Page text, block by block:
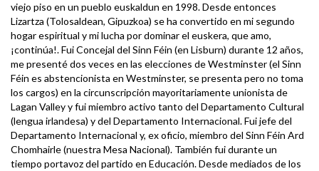
viejo piso en un pueblo euskaldun en 1998. Desde entonces
Lizartza (Tolosaldean, Gipuzkoa) se ha convertido en mi segundo
hogar espiritual y mi lucha por dominar el euskera, que amo,
¡continúa!. Fui Concejal del Sinn Féin (en Lisburn) durante 12 años,
me presenté dos veces en las elecciones de Westminster (el Sinn
Féin es abstencionista en Westminster, se presenta pero no toma
los cargos) en la circunscripción mayoritariamente unionista de
Lagan Valley y fui miembro activo tanto del Departamento Cultural
(lengua irlandesa) y del Departamento Internacional. Fui jefe del
Departamento Internacional y, ex oficio, miembro del Sinn Féin Ard
Chomhairle (nuestra Mesa Nacional). También fui durante un
tiempo portavoz del partido en Educación. Desde mediados de los